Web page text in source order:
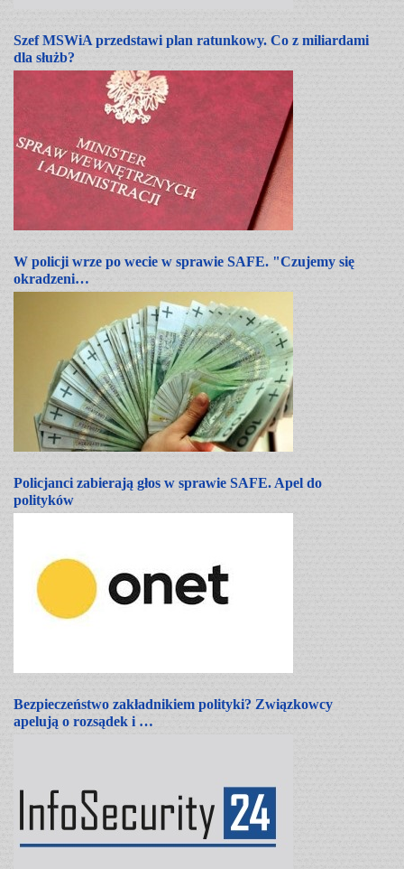
Szef MSWiA przedstawi plan ratunkowy. Co z miliardami
dla służb?
W policji wrze po wecie w sprawie SAFE. "Czujemy się
okradzeni…
Policjanci zabierają głos w sprawie SAFE. Apel do
polityków
Bezpieczeństwo zakładnikiem polityki? Związkowcy
apelują o rozsądek i …